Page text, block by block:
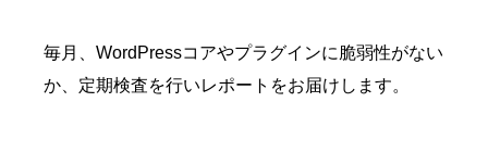
毎月、WordPressコアやプラグインに脆弱性がない
か、定期検査を行いレポートをお届けします。